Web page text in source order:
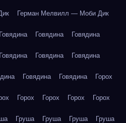
Герман Мелвилл — Моби Дик
Говядина Говядина Говядина
Говядина Говядина Говядина
Говядина Говядина Горох
Горох Горох Горох Горох
Груша Груша Груша Груша